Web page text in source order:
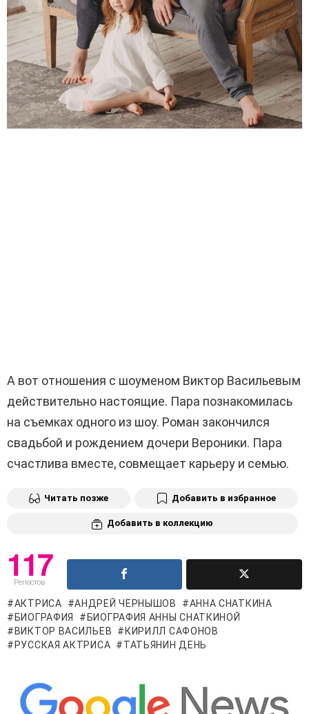
А вот отношения с шоуменом Виктор Васильевым
действительно настоящие. Пара познакомилась
на съемках одного из шоу. Роман закончился
свадьбой и рождением дочери Вероники. Пара
счастлива вместе, совмещает карьеру и семью.
Читать позже Добавить в избранное
Добавить в коллекцию
117
Репостов
АКТРИСА АНДРЕЙ ЧЕРНЫШОВ
АННА СНАТКИНА
БИОГРАФИЯ
БИОГРАФИЯ АННЫ СНАТКИНОЙ
ВИКТОР ВАСИЛЬЕВ
КИРИЛЛ САФОНОВ
РУССКАЯ АКТРИСА
ТАТЬЯНИН ДЕНЬ